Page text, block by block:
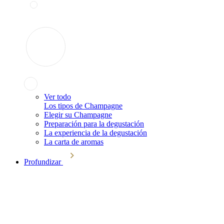
Ver todo
Los tipos de Champagne
Elegir su Champagne
Preparación para la degustación
La experiencia de la degustación
La carta de aromas
Profundizar